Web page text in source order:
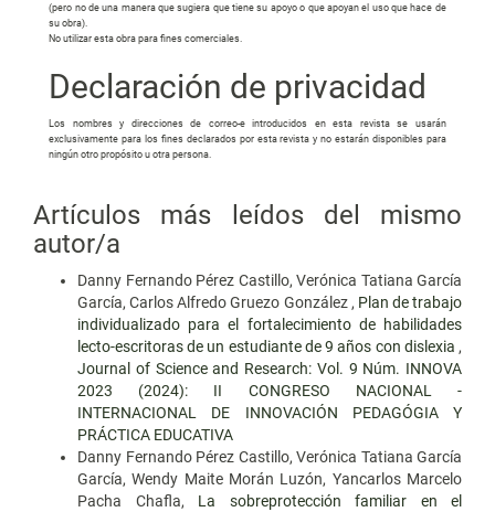
(pero no de una manera que sugiera que tiene su apoyo o que apoyan el uso que hace de
su obra).
No utilizar esta obra para fines comerciales.
Declaración de privacidad
Los nombres y direcciones de correo-e introducidos en esta revista se usarán
exclusivamente para los fines declarados por esta revista y no estarán disponibles para
ningún otro propósito u otra persona.
Artículos más leídos del mismo
autor/a
Danny Fernando Pérez Castillo, Verónica Tatiana García
García, Carlos Alfredo Gruezo González , Plan de trabajo
individualizado para el fortalecimiento de habilidades
lecto-escritoras de un estudiante de 9 años con dislexia ,
Journal of Science and Research: Vol. 9 Núm. INNOVA
2023 (2024): II CONGRESO NACIONAL -
INTERNACIONAL DE INNOVACIÓN PEDAGÓGIA Y
PRÁCTICA EDUCATIVA
Danny Fernando Pérez Castillo, Verónica Tatiana García
García, Wendy Maite Morán Luzón, Yancarlos Marcelo
Pacha Chafla, La sobreprotección familiar en el